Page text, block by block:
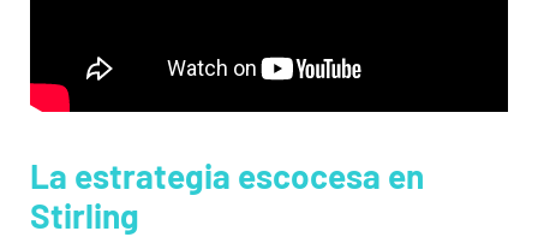
La estrategia escocesa en
Stirling